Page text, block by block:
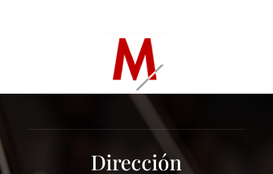
Dirección